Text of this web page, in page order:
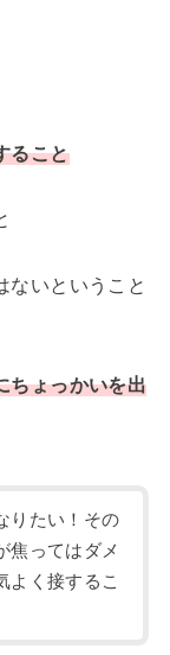
ること
ないということ
ちょっかいを出
りたい！その
焦ってはダメ
よく接するこ